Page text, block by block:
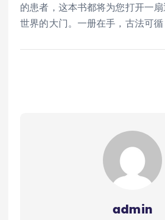
的患者，这本书都将为您打开一
世界的大门。一册在手，古法可循
admin